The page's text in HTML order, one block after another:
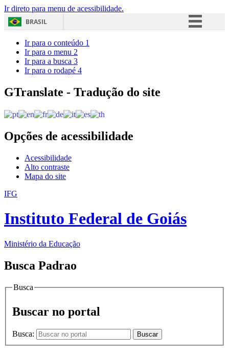
Ir direto para menu de acessibilidade.
BRASIL
Acesso à informação
Ir para o conteúdo 1
Ir para o menu 2
Ir para a busca 3
Ir para o rodapé 4
GTranslate - Tradução do site
Opções de acessibilidade
Acessibilidade
Alto contraste
Mapa do site
IFG
Instituto Federal de Goiás
Ministério da Educação
Busca Padrao
Busca
Buscar no portal
Busca: Buscar